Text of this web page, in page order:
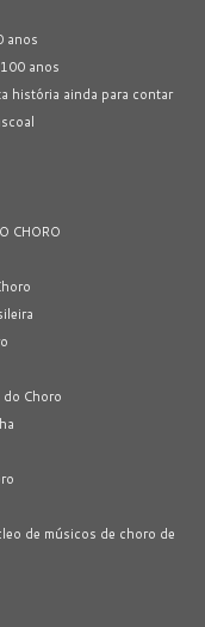
anos
anos
história ainda para contar
CHORO
do Choro
de músicos de choro de